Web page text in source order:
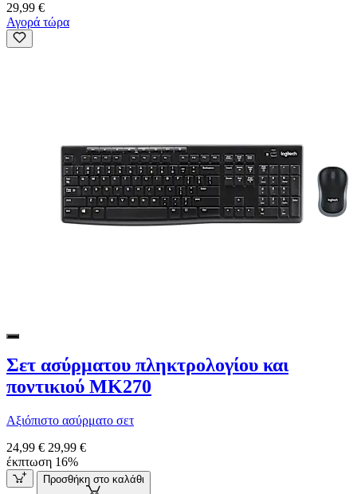
29,99 €
Αγορά τώρα
Σετ ασύρματου πληκτρολογίου και
ποντικιού MK270
Αξιόπιστο ασύρματο σετ
24,99 € 29,99 €
έκπτωση 16%
Προσθήκη στο καλάθι